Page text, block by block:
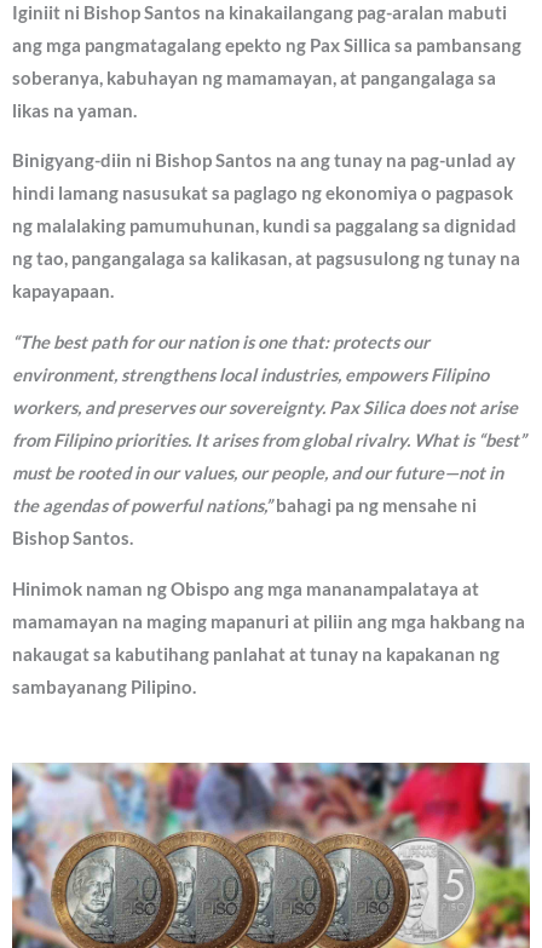
Iginiit ni Bishop Santos na kinakailangang pag-aralan mabuti
ang mga pangmatagalang epekto ng Pax Sillica sa pambansang
soberanya, kabuhayan ng mamamayan, at pangangalaga sa
likas na yaman.
Binigyang-diin ni Bishop Santos na ang tunay na pag-unlad ay
hindi lamang nasusukat sa paglago ng ekonomiya o pagpasok
ng malalaking pamumuhunan, kundi sa paggalang sa dignidad
ng tao, pangangalaga sa kalikasan, at pagsusulong ng tunay na
kapayapaan.
“The best path for our nation is one that: protects our
environment, strengthens local industries, empowers Filipino
workers, and preserves our sovereignty. Pax Silica does not arise
from Filipino priorities. It arises from global rivalry. What is “best”
must be rooted in our values, our people, and our future—not in
the agendas of powerful nations,”bahagi pa ng mensahe ni
Bishop Santos.
Hinimok naman ng Obispo ang mga mananampalataya at
mamamayan na maging mapanuri at piliin ang mga hakbang na
nakaugat sa kabutihang panlahat at tunay na kapakanan ng
sambayanang Pilipino.